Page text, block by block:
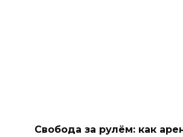
Свобода за рулём: как